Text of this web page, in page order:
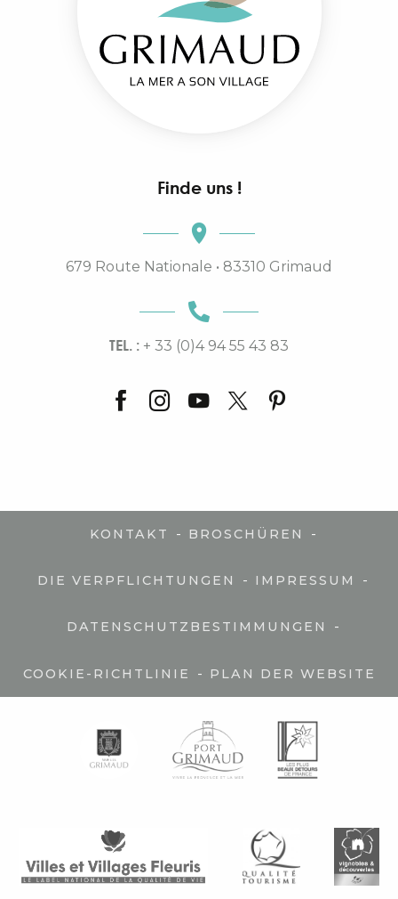
Finde uns !
679 Route Nationale • 83310 Grimaud
TEL. : + 33 (0)4 94 55 43 83
KONTAKT - BROSCHÜREN -
DIE VERPFLICHTUNGEN - IMPRESSUM -
DATENSCHUTZBESTIMMUNGEN -
COOKIE-RICHTLINIE - PLAN DER WEBSITE